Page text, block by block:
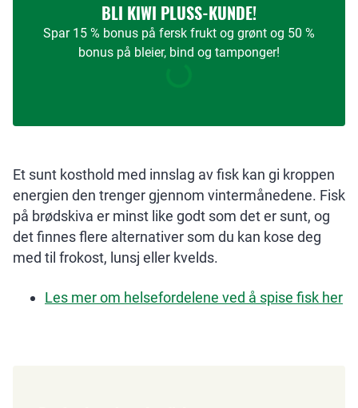
BLI KIWI PLUSS-KUNDE!
Spar 15 % bonus på fersk frukt og grønt og 50 %
bonus på bleier, bind og tamponger!
Et sunt kosthold med innslag av fisk kan gi kroppen
energien den trenger gjennom vintermånedene. Fisk
på brødskiva er minst like godt som det er sunt, og
det finnes flere alternativer som du kan kose deg
med til frokost, lunsj eller kvelds.
Les mer om helsefordelene ved å spise fisk her